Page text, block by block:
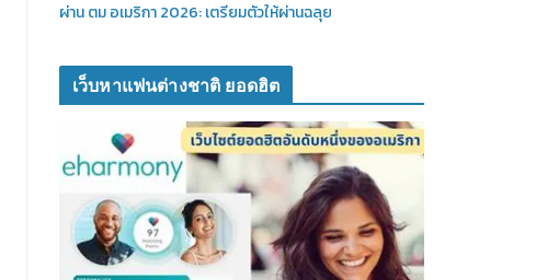
ผ่าน ตม อเมริกา 2026: เตรียมตัวให้ผ่านฉลุย
เว็บหาแฟนต่างชาติ ยอดฮิต